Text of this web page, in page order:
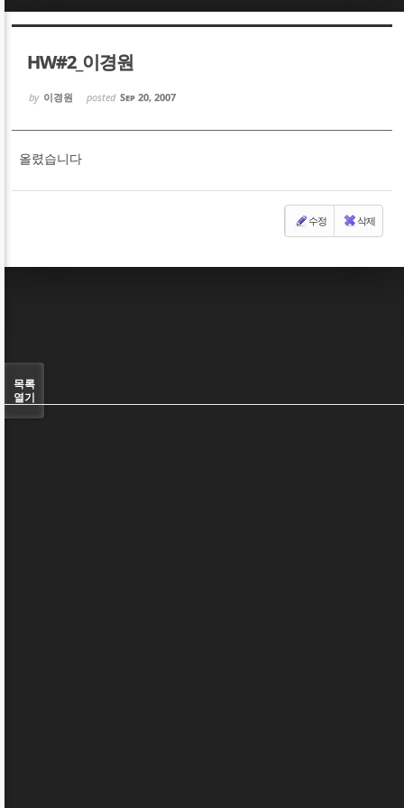
HW#2_이경원
by 이경원 posted Sep 20, 2007
올렸습니다
수정 삭제
목록
열기
Sketchbook5, 스케치북5
Sketchbook5, 스케치북5
Sketchbook5, 스케치북5
Sketchbook5, 스케치북5